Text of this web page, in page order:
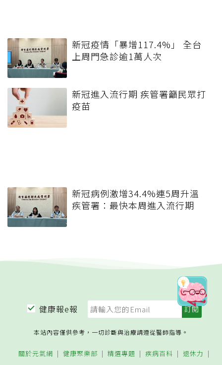
新冠疫情「暴增117.4%」 全台
上周門急診逾1萬人次
新冠進入流行期 疾管署籲民眾打
疫苗
新冠病例激增34.4%連5周升溫
疾管署：最快本周進入流行期
健康報e報
本站內容僅供參考，一切診斷與治療請遵從醫師指導。
關於元氣網 健康聚樂部 精選專題 疾病百科 退休力